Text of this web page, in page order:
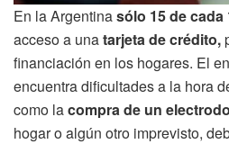
En la Argentinasólo 15 de
acceso a unatarjeta de crédito,
financiación en los hogares. El
encuentra dificultades a la hora
como lacompra de un
hogar o algún otro imprevisto,